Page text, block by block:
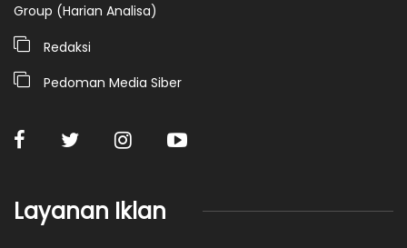
Group (Harian Analisa)
Redaksi
Pedoman Media Siber
Layanan Iklan